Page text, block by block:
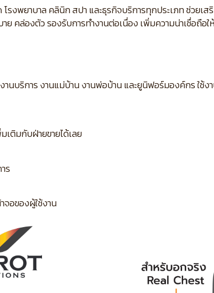
รงพยาบาล คลินิก สปา และธุรกิจบริการทุกประเภท ช่วย
ย คล่องตัว รองรับการทำงานต่อเนื่อง เพิ่มความน่าเชื่อถือ
นบริการ งานแม่บ้าน งานพ่อบ้าน และยูนิฟอร์มองค์กร ใช้
ติมกับฝ่ายขายได้เลย
ร
อของผู้ใช้งาน